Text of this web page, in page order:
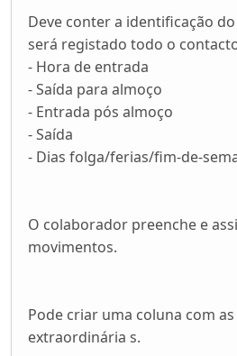
Deve conter a identificação
será registado todo o
- Hora de entrada
- Saída para almoço
- Entrada pós almoço
- Saída
- Dias folga/ferias/fim-de-
O colaborador preenche e
movimentos.
Pode criar uma coluna com
extraordinária s.